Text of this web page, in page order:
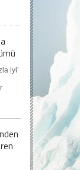
iyi’